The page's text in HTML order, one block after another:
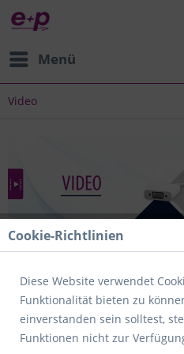
Menü
Video
1 von10
Cookie-Richtlinien
Diese Website verwendet
Funktionalität bieten zu
einverstanden sein solltest,
Funktionen nicht zur